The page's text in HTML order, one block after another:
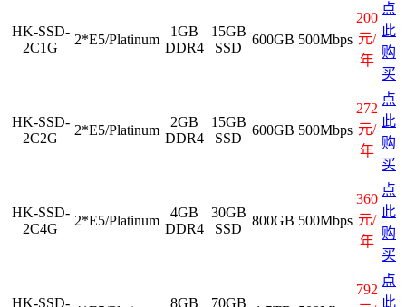
HK-SSD-
2C1G
2*E5/Platinum
1GB
DDR4
15GB
SSD
600GB 500Mbps
200
元/
年
点
此
购
买
HK-SSD-
2C2G
2*E5/Platinum
2GB
DDR4
15GB
SSD
600GB 500Mbps
272
元/
年
点
此
购
买
HK-SSD-
2C4G
2*E5/Platinum
4GB
DDR4
30GB
SSD
800GB 500Mbps
360
元/
年
点
此
购
买
HK-SSD-
8GB
70GB
792
点
此